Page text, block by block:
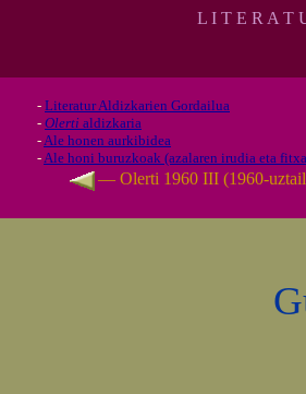
L I T E R A T
- Literatur Aldizkarien Gordailua
- Olerti aldizkaria
-Ale honen aurkibidea
-Ale honi buruzkoak (azalaren irudia eta
— Olerti 1960 III (1960-